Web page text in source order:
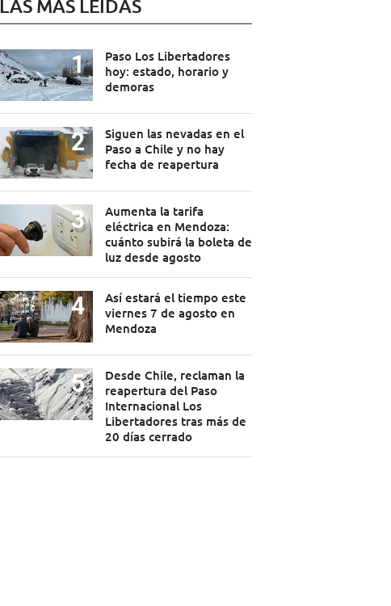
LAS MÁS LEÍDAS
Paso Los Libertadores
hoy: estado, horario y
demoras
Siguen las nevadas en el
Paso a Chile y no hay
fecha de reapertura
Aumenta la tarifa
eléctrica en Mendoza:
cuánto subirá la boleta de
luz desde agosto
Así estará el tiempo este
viernes 7 de agosto en
Mendoza
Desde Chile, reclaman la
reapertura del Paso
Internacional Los
Libertadores tras más de
20 días cerrado